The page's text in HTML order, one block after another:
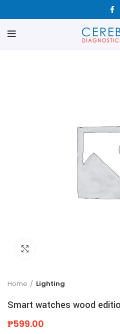
Home Lighting
Smart watches wood
₱599.00